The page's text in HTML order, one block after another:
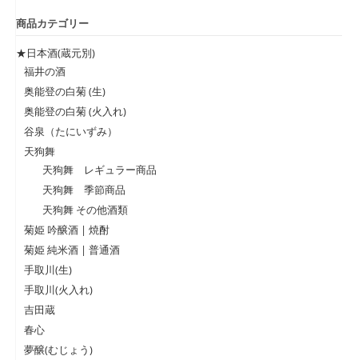
商品カテゴリー
★日本酒(蔵元別)
福井の酒
奥能登の白菊 (生)
奥能登の白菊 (火入れ)
谷泉（たにいずみ）
天狗舞
天狗舞 レギュラー商品
天狗舞 季節商品
天狗舞 その他酒類
菊姫 吟醸酒 | 焼酎
菊姫 純米酒 | 普通酒
手取川(生)
手取川(火入れ)
吉田蔵
春心
夢醸(むじょう)